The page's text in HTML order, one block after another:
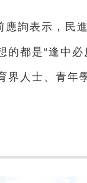
詢表示，民
都是“逢中必
人士、青年